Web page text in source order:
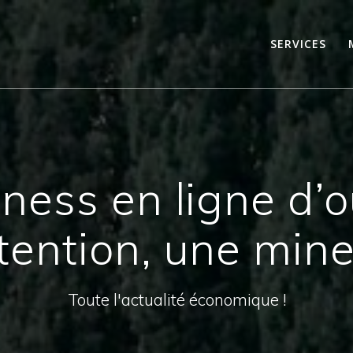
SERVICES
en ligne
une mine
Toute l'actualité économique !